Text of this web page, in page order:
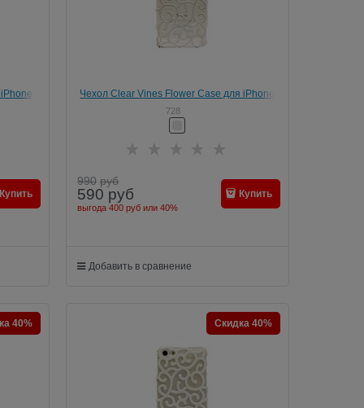
Купить
Чехол Сlear Vines Flower Case для iPhone
SE/5/5s
728
990 руб
590 руб
выгода 400 рубили 40%
Купить
Добавить в сравнение
40% Скидка 40%